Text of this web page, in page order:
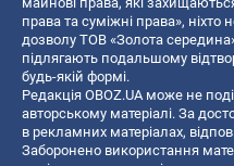
права та суміжні права»,
дозволу ТОВ «Золота
підлягають подальшому
будь-якій формі.
Редакція OBOZ.UA може не
авторському матеріалі. За
в рекламних матеріалах,
Заборонено використання